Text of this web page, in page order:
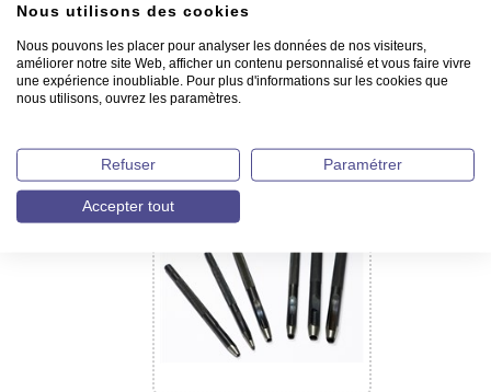
Set de 4 emporte-pièces - Ø
2 à 4,5 mm
Nous utilisons des cookies
Nous pouvons les placer pour analyser les données de nos visiteurs,
améliorer notre site Web, afficher un contenu personnalisé et vous faire vivre
une expérience inoubliable. Pour plus d'informations sur les cookies que
nous utilisons, ouvrez les paramètres.
Refuser Paramétrer
Accepter tout